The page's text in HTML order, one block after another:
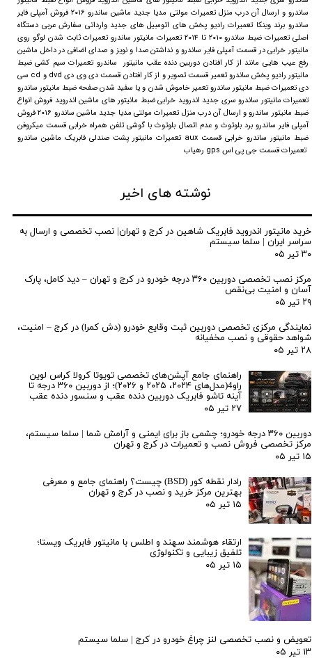
ساندرو و ارسال آن درب منزل تعمیرات مولتی مدیا جدید ماشین ساندرو ۲۰۱۶ فروش آمپلی فایر
ساندرو برند وینکا تعمیرات رادیو پخش های اتومبیل های جدید وارداتی سفارش عربی دستگاه
اصلی تعمیرات ضبط ساندرو ۲۰۱۰ تا ۲۰۱۴ تعمیرات مانیتور ساندرو تعمیرات ثابت شدن لوگو روی
مانیتور خرابی در قسمت آمپلی فایر ساندرو و نداشتن صدا و نویز و صدای اضافی در داخل ماشین
رفع عیب هایی مانند از کار افتادن دوربین دنده عقب مانیتور ساندرو تعمیرات سیم کشی ضبط
مانیتور رادیو پخش ساندرو تعمیر قسمت تصویر و از کار افتادن قسمت دی وی دی dvd و cd سی
دی تعمیرات ضبط مانیتور ساندرو تعمیر خاموش شدن و یا سفید شدن صفحه ضبط مانیتور ساندرو
تعمیرات مانیتور ساندرو سری جدید اندروید خرابی ضبط مانیتور های ماشین اندروید فروش انواع
ضبط مانیتور ساندرو و ارسال آن درب منزل تعمیرات مولتی مدیا جدید ماشین ساندرو ۲۰۱۶ فروش
آمپلی فایر ساندرو برد بلوتوث و عدم اتصال بلوتوث با گوشی تلفن همراه خرابی قسمت میکروفن
ضبط مانیتور ساندرو خرابی قسمت aux تعمیرات مانیتور پشت صندلی فابریک ماشین ساندرو
تعمیرات قسمت جی پی اس gps رهیاب
نوشته های اخیر
خرید مانیتور اندروید فابریک شاهین در کرج و تهران| نصب تخصصی و ارسال به
سراسر ایران | سلما سیستم
۳۰ تیر ۰۵
مرکز نصب تخصصی دوربین ۳۶۰ درجه خودرو در کرج و تهران – دید کامل، پارک
آسان و امنیت بی‌نقص
۲۹ تیر ۰۵
نمایندگی مرکزی تخصصی دوربین ثبت وقایع خودرو (دش کمرا) در کرج – امنیت،
شواهد حقوقی و نصب مخفیانه
۲۸ تیر ۰۵
راهنمای جامع آپشن‌های تخصصی تویوتا کرولا کراس لوین
راو4(مدل‌های ۲۰۲۴، ۲۰۲۵ و ۲۰۲۶)؛ از دوربین ۳۶۰ درجه تا
آینه تاشو فابریک دوربین دنده عقب و سنسور دنده عقب
۲۷ تیر ۰۵
دوربین ۳۶۰ درجه خودرو؛ چشمی باز برای ایمنی و آرامش شما | سلما سیستم،
مرکز تخصصی فروش نصب و تعمیرات در کرج و تهران
۱۵ تیر ۰۵
رادار نقطه کور (BSD) چیست؟ راهنمای جامع و معرفی
بهترین مرکز خرید و نصب در کرج و تهران
۱۵ تیر ۰۵
ارتقاء هوشمند سهند و اطلس با مانیتور فابریک ویستا؛
تلفیق زیبایی و تکنولوژی
۱۵ تیر ۰۵
تعویض و نصب تخصصی لنز چراغ خودرو در کرج | سلما سیستم
۱۳ تیر ۰۵